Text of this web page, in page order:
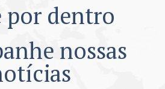
por dentro
nossas